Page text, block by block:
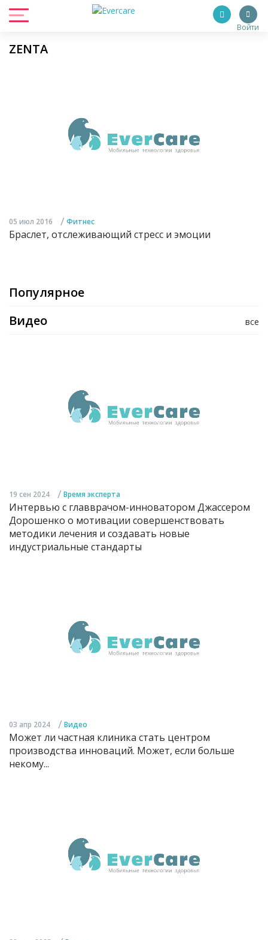
Войти
ZENTA
05 июл 2016 / Фитнес
Браслет, отслеживающий стресс и эмоции
Популярное
все
Видео
19 сен 2024 / Время эксперта
Интервью с главврачом-инноватором Джассером
Дорошенко о мотивации совершенствовать
методики лечения и создавать новые
индустриальные стандарты
03 апр 2024 / Видео
Может ли частная клиника стать центром
производства инноваций. Может, если больше
некому...